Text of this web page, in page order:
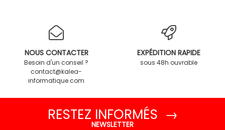
NOUS CONTACTER
Besoin d'un conseil ?
contact@kalea-
informatique.com
EXPÉDITION RAPIDE
sous 48h ouvrable
RESTEZ INFORMÉS →
NEWSLETTER